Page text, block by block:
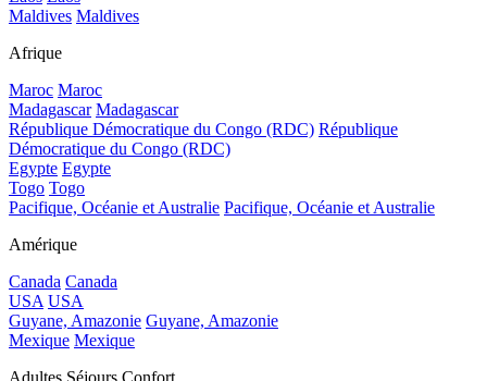
Maldives Maldives
Afrique
Maroc Maroc
Madagascar Madagascar
République Démocratique du Congo (RDC) République
Démocratique du Congo (RDC)
Egypte Egypte
Togo Togo
Pacifique, Océanie et Australie Pacifique, Océanie et Australie
Amérique
Canada Canada
USA USA
Guyane, Amazonie Guyane, Amazonie
Mexique Mexique